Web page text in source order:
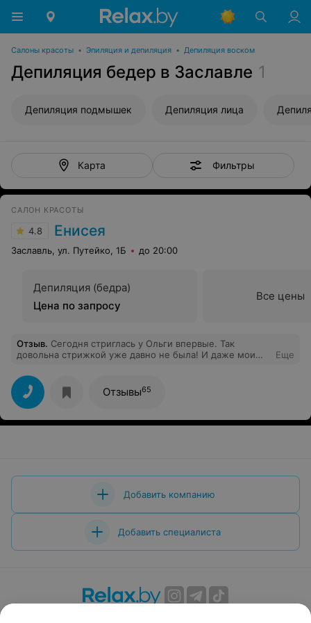
Салоны красоты • Эпиляция и депиляция • Депиляция воском
Депиляция бедер в Заславле 1
Депиляция подмышек Депиляция лица
Карта Фильтры
САЛОН КРАСОТЫ
4.8 Енисея
Заславль, ул. Путейко, 1Б до 20:00
Депиляция (бедра)
Цена по запросу
Все цены
Отзыв. Сегодня стриглась у Ольги впервые. Так
довольна стрижкой уже давно не была! И даже мои
Еще
Отзывы65
Добавить компанию
Добавить специалиста